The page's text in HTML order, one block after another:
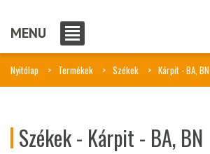
MENU
Nyitólap Termékek Székek Kárpit - BA, BN
Székek - Kárpit - BA, BN